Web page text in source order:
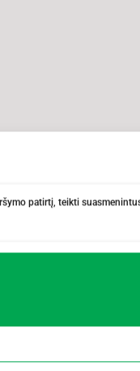
patirtį, teikti